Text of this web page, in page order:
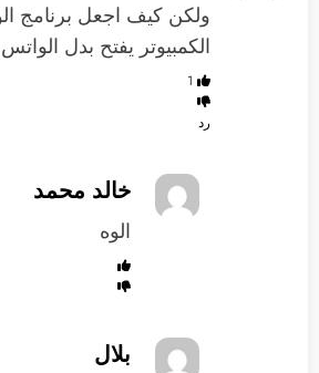
ولكن كيف اجعل برنامج
الكمبيوتر يفتح بدل
1
رد
خالد محمد
الوه
بلال